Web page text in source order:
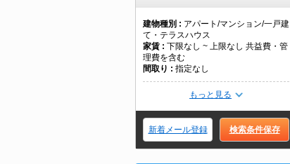
建物種別
アパート/マンション/一戸建
て・テラスハウス
家賃
下限なし ~ 上限なし 共益費・管
理費を含む
間取り
指定なし
もっと見る
新着メール登録 検索条件保存